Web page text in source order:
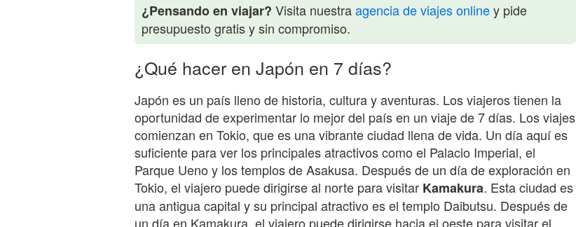
¿Pensando en viajar? Visita nuestraagencia de viajes onliney pide
presupuesto gratis y sin compromiso.
¿Qué hacer en Japón en 7 días?
Japón es un país lleno de historia, cultura y aventuras. Los viajeros tienen la
oportunidad de experimentar lo mejor del país en un viaje de 7 días. Los viajes
comienzan en Tokio, que es una vibrante ciudad llena de vida. Un día aquí es
suficiente para ver los principales atractivos como el Palacio Imperial, el
Parque Ueno y los templos de Asakusa. Después de un día de exploración en
Tokio, el viajero puede dirigirse al norte para visitar Kamakura. Esta ciudad es
una antigua capital y su principal atractivo es el templo Daibutsu. Después de
un día en Kamakura, el viajero puede dirigirse hacia el oeste para visitar el